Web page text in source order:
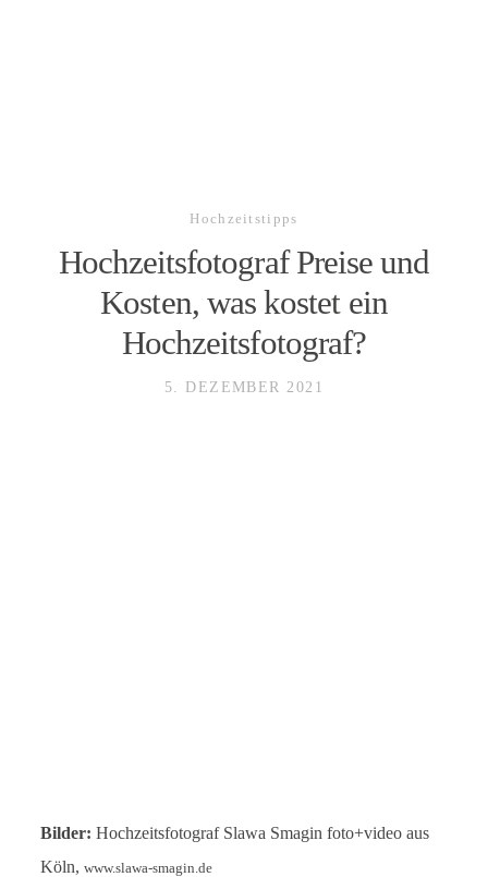
Video
Hochzeiten
Hochzeitstipps
Hochzeitsfotograf Preise und
Kosten, was kostet ein
Hochzeitsfotograf?
5. DEZEMBER 2021
Bilder:Hochzeitsfotograf Slawa Smagin foto+video aus
Köln,www.slawa-smagin.de